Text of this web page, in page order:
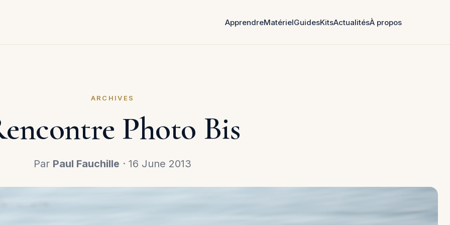
ApprendreMatérielGuidesKitsActualitésÀ propos
ARCHIVES
Photo Bis
Par Paul Fauchille · 16 June 2013